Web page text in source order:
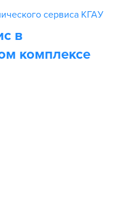
сервиса КГАУ
в
комплексе